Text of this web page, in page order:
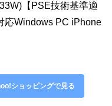
【PSE技術基準適
応Windows PC iPhone
ショッピングで見る